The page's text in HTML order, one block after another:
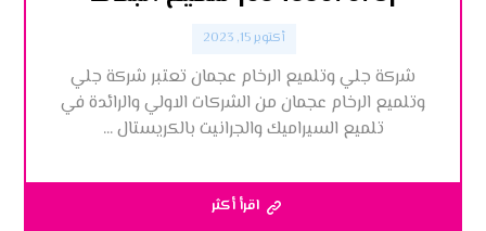
أكتوبر 15, 2023
شركة جلي وتلميع الرخام عجمان تعتبر شركة جلي
وتلميع الرخام عجمان من الشركات الاولي والرائدة في
تلميع السيراميك والجرانيت بالكريستال ...
اقرأ أكثر